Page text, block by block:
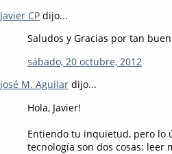
Javier CP dijo...
Saludos y Gracias por tan
sábado, 20 octubre, 2012
josé M. Aguilar dijo...
Hola, Javier!
Entiendo tu inquietud, pero lo
tecnología son dos cosas: leer